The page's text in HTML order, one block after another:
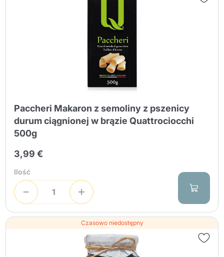
Paccheri Makaron z semoliny z pszenicy
durum ciągnionej w brązie Quattrociocchi
500g
3,99 €
Ilość
Czasowo niedostępny